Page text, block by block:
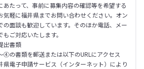
たって、事前に募集内容の確認等を希望する
気軽に福井県までお問い合わせください。オン
の面談も歓迎しています。そのほか電話、メー
もご対応いたします。
出書類
の書類を郵送または以下のURLにアクセス
県電子申請サービス（インターネット）により